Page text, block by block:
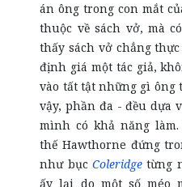
án ông trong con mắt
thuộc về sách vở, mà
thấy sách vở chẳng
định giá một tác giả,
vào tất tật những gì ông
vậy, phần đa - đều dựa
mình có khả năng
thế Hawthorne đứng
như bục Coleridge từng
ấy lại do một số méo